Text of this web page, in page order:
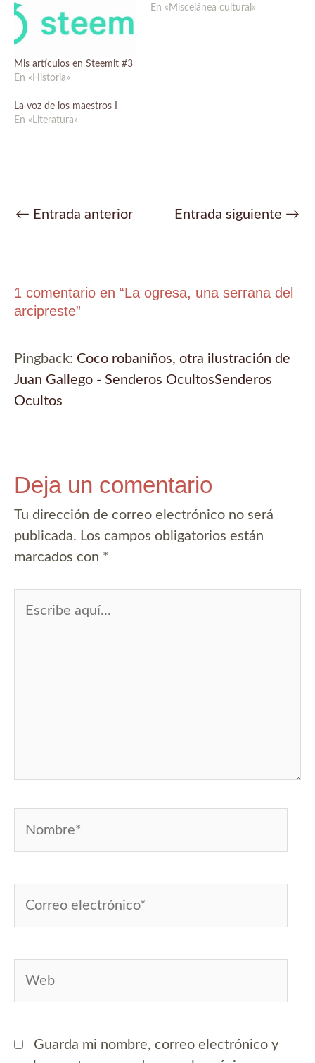
Mis artículos en Steemit #3
En «Historia»
En «Miscelánea cultural»
La voz de los maestros I
En «Literatura»
Navegación
← Entrada anterior Entrada siguiente →
1 comentario en “La ogresa, una serrana del
arcipreste”
Pingback: Coco robaniños, otra ilustración de
Juan Gallego - Senderos OcultosSenderos
Ocultos
Deja un comentario
Tu dirección de correo electrónico no será
publicada. Los campos obligatorios están
marcados con *
Guarda mi nombre, correo electrónico y